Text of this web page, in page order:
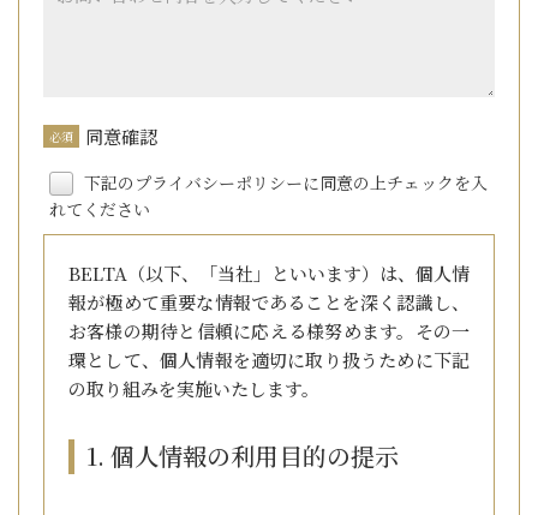
必須 同意確認
下記のプライバシーポリシーに同意の上チェックを入
れてください
BELTA（以下、「当社」といいます）は、個人情
報が極めて重要な情報であることを深く認識し、
お客様の期待と信頼に応える様努めます。その一
環として、個人情報を適切に取り扱うために下記
の取り組みを実施いたします。
1. 個人情報の利用目的の提示